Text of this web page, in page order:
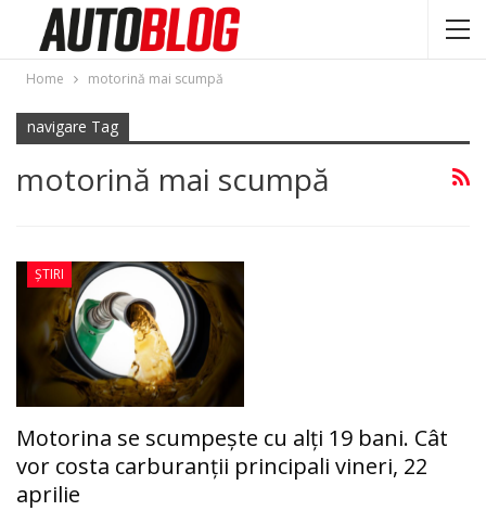
Home motorină mai scumpă
navigare Tag
motorină mai scumpă
ȘTIRI
Motorina se scumpeşte cu alţi 19 bani. Cât
vor costa carburanții principali vineri, 22
aprilie